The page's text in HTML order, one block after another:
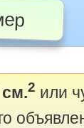
см.2 или